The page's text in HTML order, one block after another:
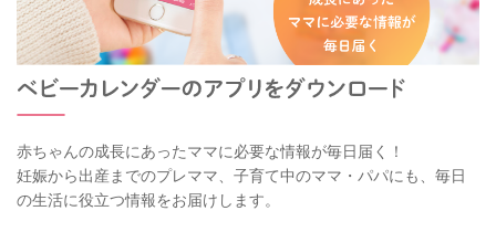
赤ちゃんの成長にあったママに必要な情報が毎日届く！
妊娠から出産までのプレママ、子育て中のママ・パパにも、毎日
の生活に役立つ情報をお届けします。